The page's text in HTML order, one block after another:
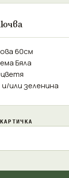
60см
Бяла
и/или зеленина